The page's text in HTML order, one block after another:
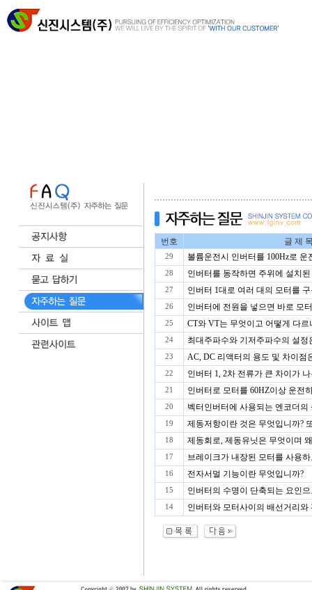
번호 글 제
29 볼륨운전시 인버터를 100Hz로 운
28 인버터를 동작하면 주위에 설치
27 인버터 1대로 여러 대의 모터를
26 인버터에 전원을 넣으면 바로 모
25 CT와 VT는 무엇이고 어떻게 다르
24 최대주파수와 기저주파수의 설정
23 AC, DC 리액터의 용도 및 차이점
22 인버터 1, 2차 전류가 큰 차이가
21 인버터로 모터를 60HZ이상 운전
20 벡터인버터에 사용되는 엔코더의
19 제동저항이란 것은 무엇입니까?
18 제동회로, 제동유닛은 무엇이며
17 브레이크가 내장된 모터를 사용
16 전자서멀 기능이란 무엇입니까?
15 인버터의 수명이 단축되는 요인
14 인버터와 모터사이의 배선거리와